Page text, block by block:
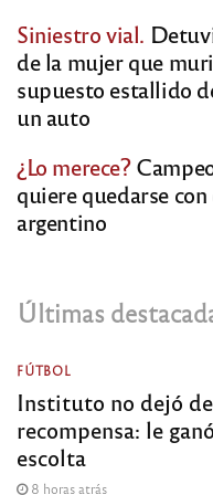
Siniestro vial.
de la mujer que
supuesto estallido
un auto
¿Lo merece?
quiere quedarse
argentino
Últimas
FÚTBOL
Instituto no dejó
recompensa: le
escolta
8 horas atrás